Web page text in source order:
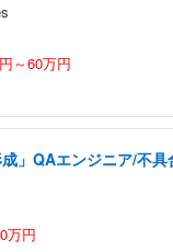
～60万円
成」QAエンジニア/不
万円